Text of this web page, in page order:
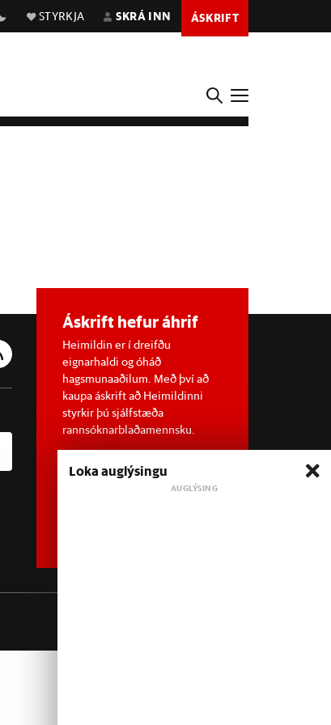
STYRKJA SKRÁ INN ÁSKRIFT
Áskrift hefur áhrif
Heimildin er í dreifðu
eignarhaldi og óháð
hagsmunaaðilum. Með því að
kaupa áskrift að Heimildinni
styrkir þú sjálfstæða
rannsóknarblaðamennsku.
Loka auglýsingu